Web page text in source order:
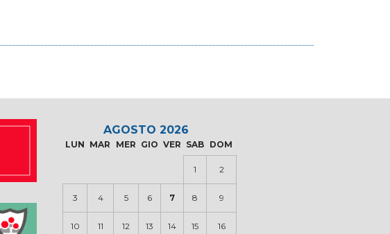
AGOSTO 2026
LUN MAR MER GIO VER SAB DOM
1 2
3 4 5 6 7 8 9
10 11 12 13 14 15 16